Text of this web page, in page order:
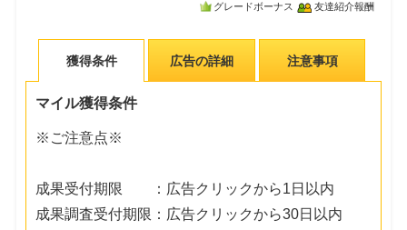
グレードボーナス 友達紹介報酬
獲得条件 広告の詳細 注意事項
マイル獲得条件
※ご注意点※
成果受付期限 ：広告クリックから1日以内
成果調査受付期限：広告クリックから30日以内